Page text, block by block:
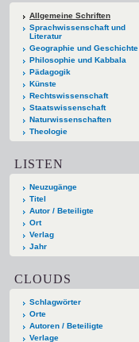
Allgemeine Schriften
Sprachwissenschaft und
Literatur
Geographie und Geschichte
Philosophie und Kabbala
Pädagogik
Künste
Rechtswissenschaft
Staatswissenschaft
Naturwissenschaften
Theologie
LISTEN
Neuzugänge
Titel
Autor / Beteiligte
Ort
Verlag
Jahr
CLOUDS
Schlagwörter
Orte
Autoren / Beteiligte
Verlage